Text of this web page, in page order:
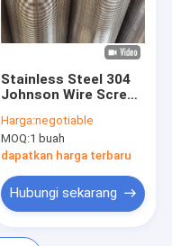
Stainless Steel 304
Johnson Wire Screen
Slot Untuk Filter
Harga:negotiable
MOQ:1 buah
dapatkan harga terbaru
Hubungi sekarang